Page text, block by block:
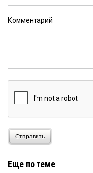
Комментарий
Отправить
Еще по теме